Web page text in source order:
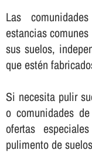
Las
estancias
sus suelos,
que estén
Si necesita pulir
o comunidades
ofertas
pulimento de